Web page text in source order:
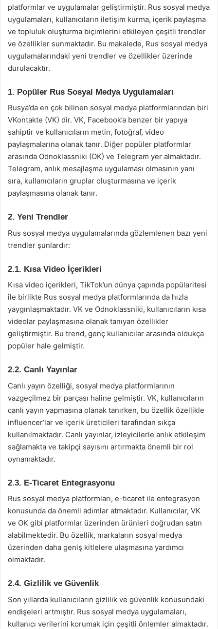
platformlar ve uygulamalar geliştirmiştir. Rus sosyal medya
uygulamaları, kullanıcıların iletişim kurma, içerik paylaşma
ve topluluk oluşturma biçimlerini etkileyen çeşitli trendler
ve özellikler sunmaktadır. Bu makalede, Rus sosyal medya
uygulamalarındaki yeni trendler ve özellikler üzerinde
durulacaktır.
1. Popüler Rus Sosyal Medya Uygulamaları
Rusya’da en çok bilinen sosyal medya platformlarından biri
VKontakte (VK) dir. VK, Facebook’a benzer bir yapıya
sahiptir ve kullanıcıların metin, fotoğraf, video
paylaşmalarına olanak tanır. Diğer popüler platformlar
arasında Odnoklassniki (OK) ve Telegram yer almaktadır.
Telegram, anlık mesajlaşma uygulaması olmasının yanı
sıra, kullanıcıların gruplar oluşturmasına ve içerik
paylaşmasına olanak tanır.
2. Yeni Trendler
Rus sosyal medya uygulamalarında gözlemlenen bazı yeni
trendler şunlardır:
2.1. Kısa Video İçerikleri
Kısa video içerikleri, TikTok’un dünya çapında popülaritesi
ile birlikte Rus sosyal medya platformlarında da hızla
yaygınlaşmaktadır. VK ve Odnoklassniki, kullanıcıların kısa
videolar paylaşmasına olanak tanıyan özellikler
geliştirmiştir. Bu trend, genç kullanıcılar arasında oldukça
popüler hale gelmiştir.
2.2. Canlı Yayınlar
Canlı yayın özelliği, sosyal medya platformlarının
vazgeçilmez bir parçası haline gelmiştir. VK, kullanıcıların
canlı yayın yapmasına olanak tanırken, bu özellik özellikle
influencer’lar ve içerik üreticileri tarafından sıkça
kullanılmaktadır. Canlı yayınlar, izleyicilerle anlık etkileşim
sağlamakta ve takipçi sayısını artırmakta önemli bir rol
oynamaktadır.
2.3. E-Ticaret Entegrasyonu
Rus sosyal medya platformları, e-ticaret ile entegrasyon
konusunda da önemli adımlar atmaktadır. Kullanıcılar, VK
ve OK gibi platformlar üzerinden ürünleri doğrudan satın
alabilmektedir. Bu özellik, markaların sosyal medya
üzerinden daha geniş kitlelere ulaşmasına yardımcı
olmaktadır.
2.4. Gizlilik ve Güvenlik
Son yıllarda kullanıcıların gizlilik ve güvenlik konusundaki
endişeleri artmıştır. Rus sosyal medya uygulamaları,
kullanıcı verilerini korumak için çeşitli önlemler almaktadır.